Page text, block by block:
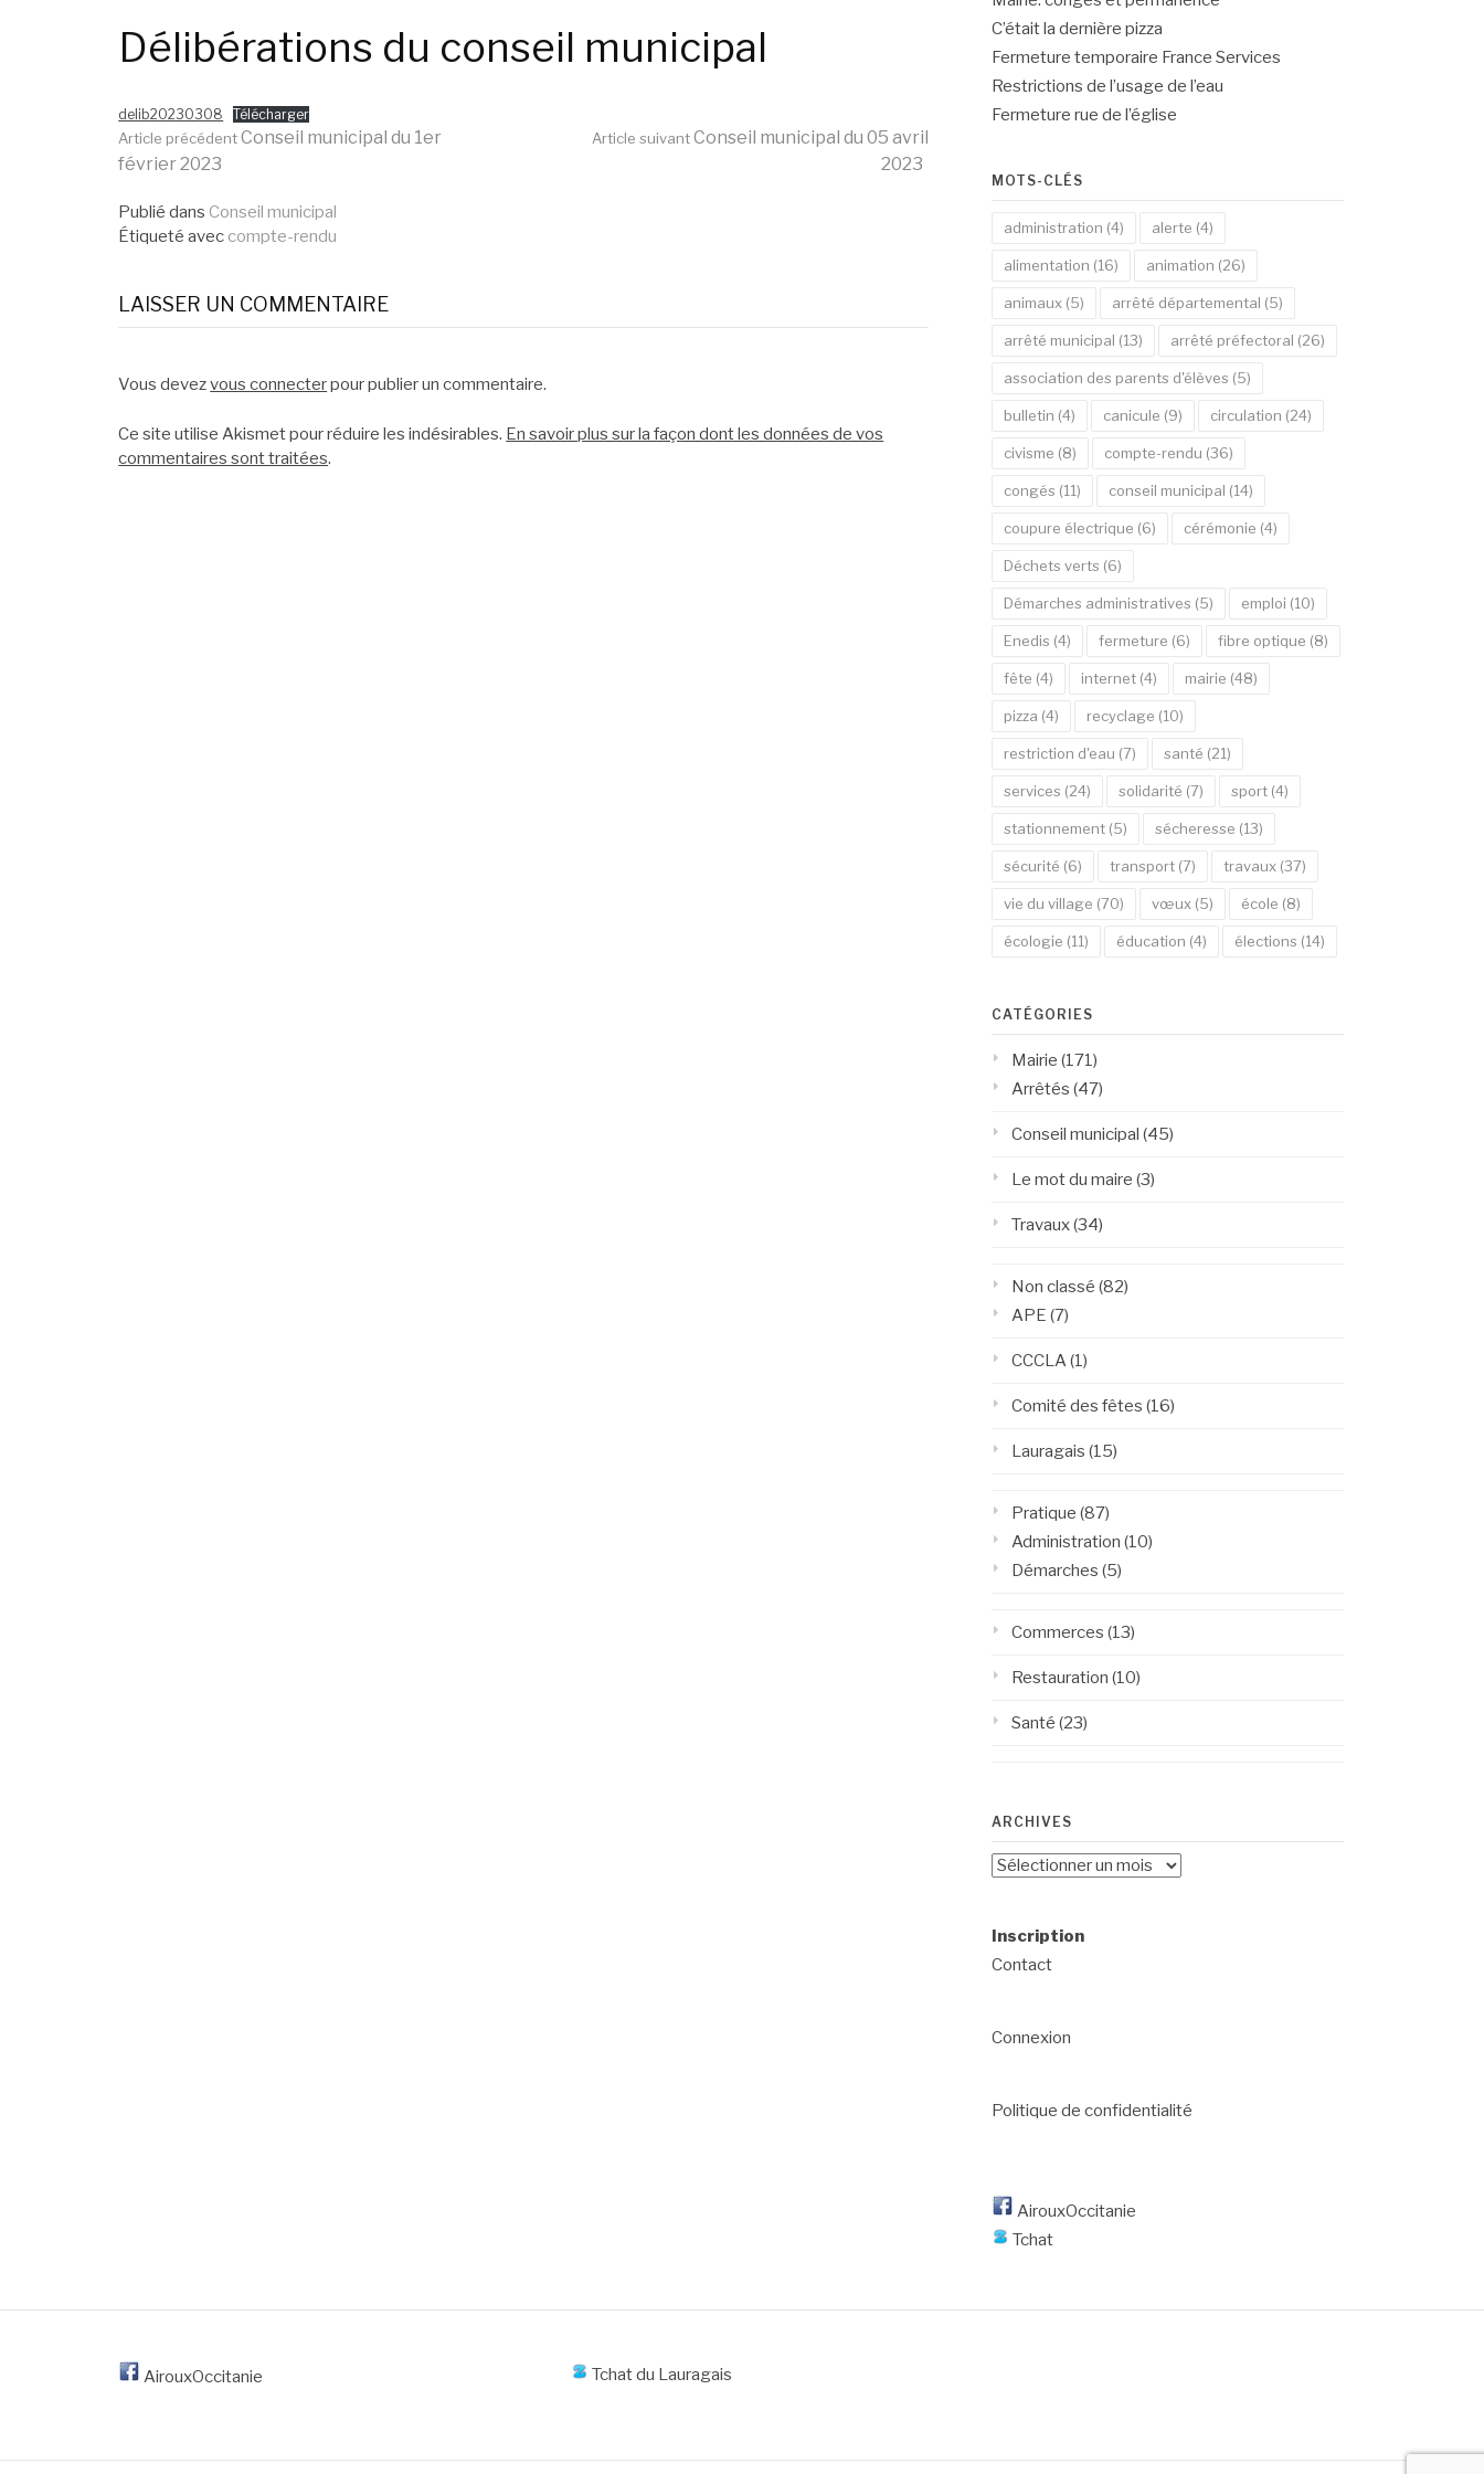
Délibérations du conseil municipal
delib20230308 Télécharger
Lire
la
suite
Article précédentConseil municipal du 1er
février 2023
Article suivantConseil municipal du 05 avril
2023
Publié dans Conseil municipal
Étiqueté avec compte-rendu
LAISSER UN COMMENTAIRE
Vous devezvous connecterpour publier un commentaire.
Ce site utilise Akismet pour réduire les indésirables. En savoir plus sur la façon dont les données de vos
commentaires sont traitées.
C’était la dernière pizza
Fermeture temporaire France Services
Restrictions de l’usage de l’eau
Fermeture rue de l’église
MOTS-CLÉS
administration (4) alerte (4)
alimentation (16) animation (26)
animaux(5) arrêté départemental (5)
arrêté municipal (13) arrêté préfectoral (26)
association des parents d'élèves (5)
bulletin (4) canicule (9) circulation (24)
civisme (8) compte-rendu (36)
congés (11) conseil municipal (14)
coupure électrique (6) cérémonie (4)
Déchets verts (6)
Démarches administratives (5) emploi (10)
Enedis (4) fermeture (6) fibre optique (8)
fête (4) internet(4) mairie (48)
pizza (4) recyclage (10)
restriction d'eau (7) santé (21)
services (24) solidarité (7) sport(4)
stationnement(5) sécheresse (13)
sécurité (6) transport(7) travaux(37)
vie du village (70) vœux(5) école (8)
écologie (11) éducation (4) élections (14)
CATÉGORIES
Mairie (171)
Arrêtés (47)
Conseil municipal (45)
Le mot du maire (3)
Travaux(34)
Non classé (82)
APE (7)
CCCLA(1)
Comité des fêtes (16)
Lauragais (15)
Pratique (87)
Administration (10)
Démarches (5)
Commerces (13)
Restauration (10)
Santé (23)
ARCHIVES
Archives
Inscription
Contact
Connexion
Politique de confidentialité
AirouxOccitanie
Tchat
AirouxOccitanie Tchat du Lauragais